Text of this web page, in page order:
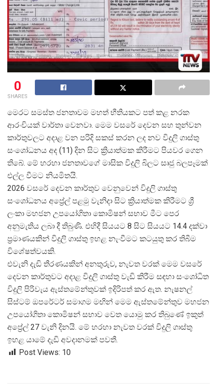
0
SHARES
මෙරට සමස්ත ජනතාවම මහත් භීතියකට පත් කළ නරක
ආරංචියක් වාර්තා වෙනවා. මෙම වසරේ දෙවන සහ තුන්වන
කාර්තුවලට අදාළ වන පරිදි සකස් කරන ලද නව විදුලි ගාස්තු
සංශෝධනය අද (11) දින සිට ක්රියාත්මක කිරීමට පියවර ගෙන
තිබේ. මේ හරහා ජනතාවගේ මාසික විදුලි බිලට සෘජු බලපෑමක්
එල්ල වීමට නියමිතයි.
2026 වසරේ දෙවන කාර්තුව වෙනුවෙන් විදුලි ගාස්තු
සංශෝධනය අප්රේල් පළමු වැනිදා සිට ක්රියාත්මක කිරීමට ශ්
ලංකා මහජන උපයෝගිතා කොමිෂන් සභාව මීට පෙර
අනුමැතිය ලබා දී තිබුණි. එහිදී සියයට 8 සිට සියයට 14.4 දක්වා
ප්රමාණයකින් විදුලි ගාස්තු ඉහළ නැංවීමට කටයුතු කර තිබීම
විශේෂත්වයකි.
එවැනි දැඩි තීරණයකින් අනතුරුව, නැවත වරක් මෙම වසරේ
දෙවන කාර්තුවට අදාළ විදුලි ගාස්තු වැඩි කිරීම සඳහා සංශෝධිත
විදුලි පිරිවැය ඇස්තමේන්තුවක් ඉදිරිපත් කර ඇත. නැෂනල්
සිස්ටම් ඔපරේටර් සමාගම මඟින් මෙම ඇස්තමේන්තුව මහජන
උපයෝගිතා කොමිෂන් සභාව වෙත යොමු කර තිබුණේ ඉකුත්
අප්රේල් 27 වැනි දිනයි. මේ හරහා නැවත වරක් විදුලි ගාස්තු
ඉහළ යාමේ දැඩි අවදානමක් පවතී.
Post Views: 10